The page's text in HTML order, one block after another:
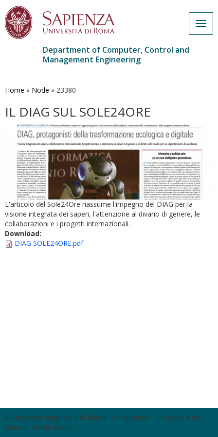
main
Department of Computer, Control and
Management Engineering
Home » Node » 23380
IL DIAG SUL SOLE24ORE
L'articolo del Sole24Ore riassume l'impegno del DIAG per la
visione integrata dei saperi, l'attenzione al divario di genere, le
collaborazioni e i progetti internazionali.
Download:
DIAG SOLE24ORE.pdf
© Università degli Studi di Roma "La Sapienza" - Piazzale Aldo
Moro 5, 00185 Roma